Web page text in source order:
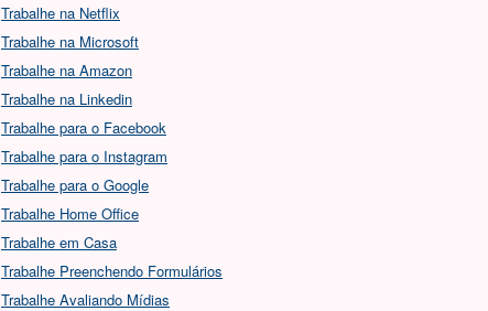
Trabalhe na Netflix
Trabalhe na Microsoft
Trabalhe na Amazon
Trabalhe na Linkedin
Trabalhe para o Facebook
Trabalhe para o Instagram
Trabalhe para o Google
Trabalhe Home Office
Trabalhe em Casa
Trabalhe Preenchendo Formulários
Trabalhe Avaliando Mídias